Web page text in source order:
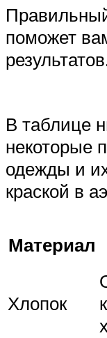
поможет
В таблице
некоторые
одежды и
краской в
Материал
Хлопок